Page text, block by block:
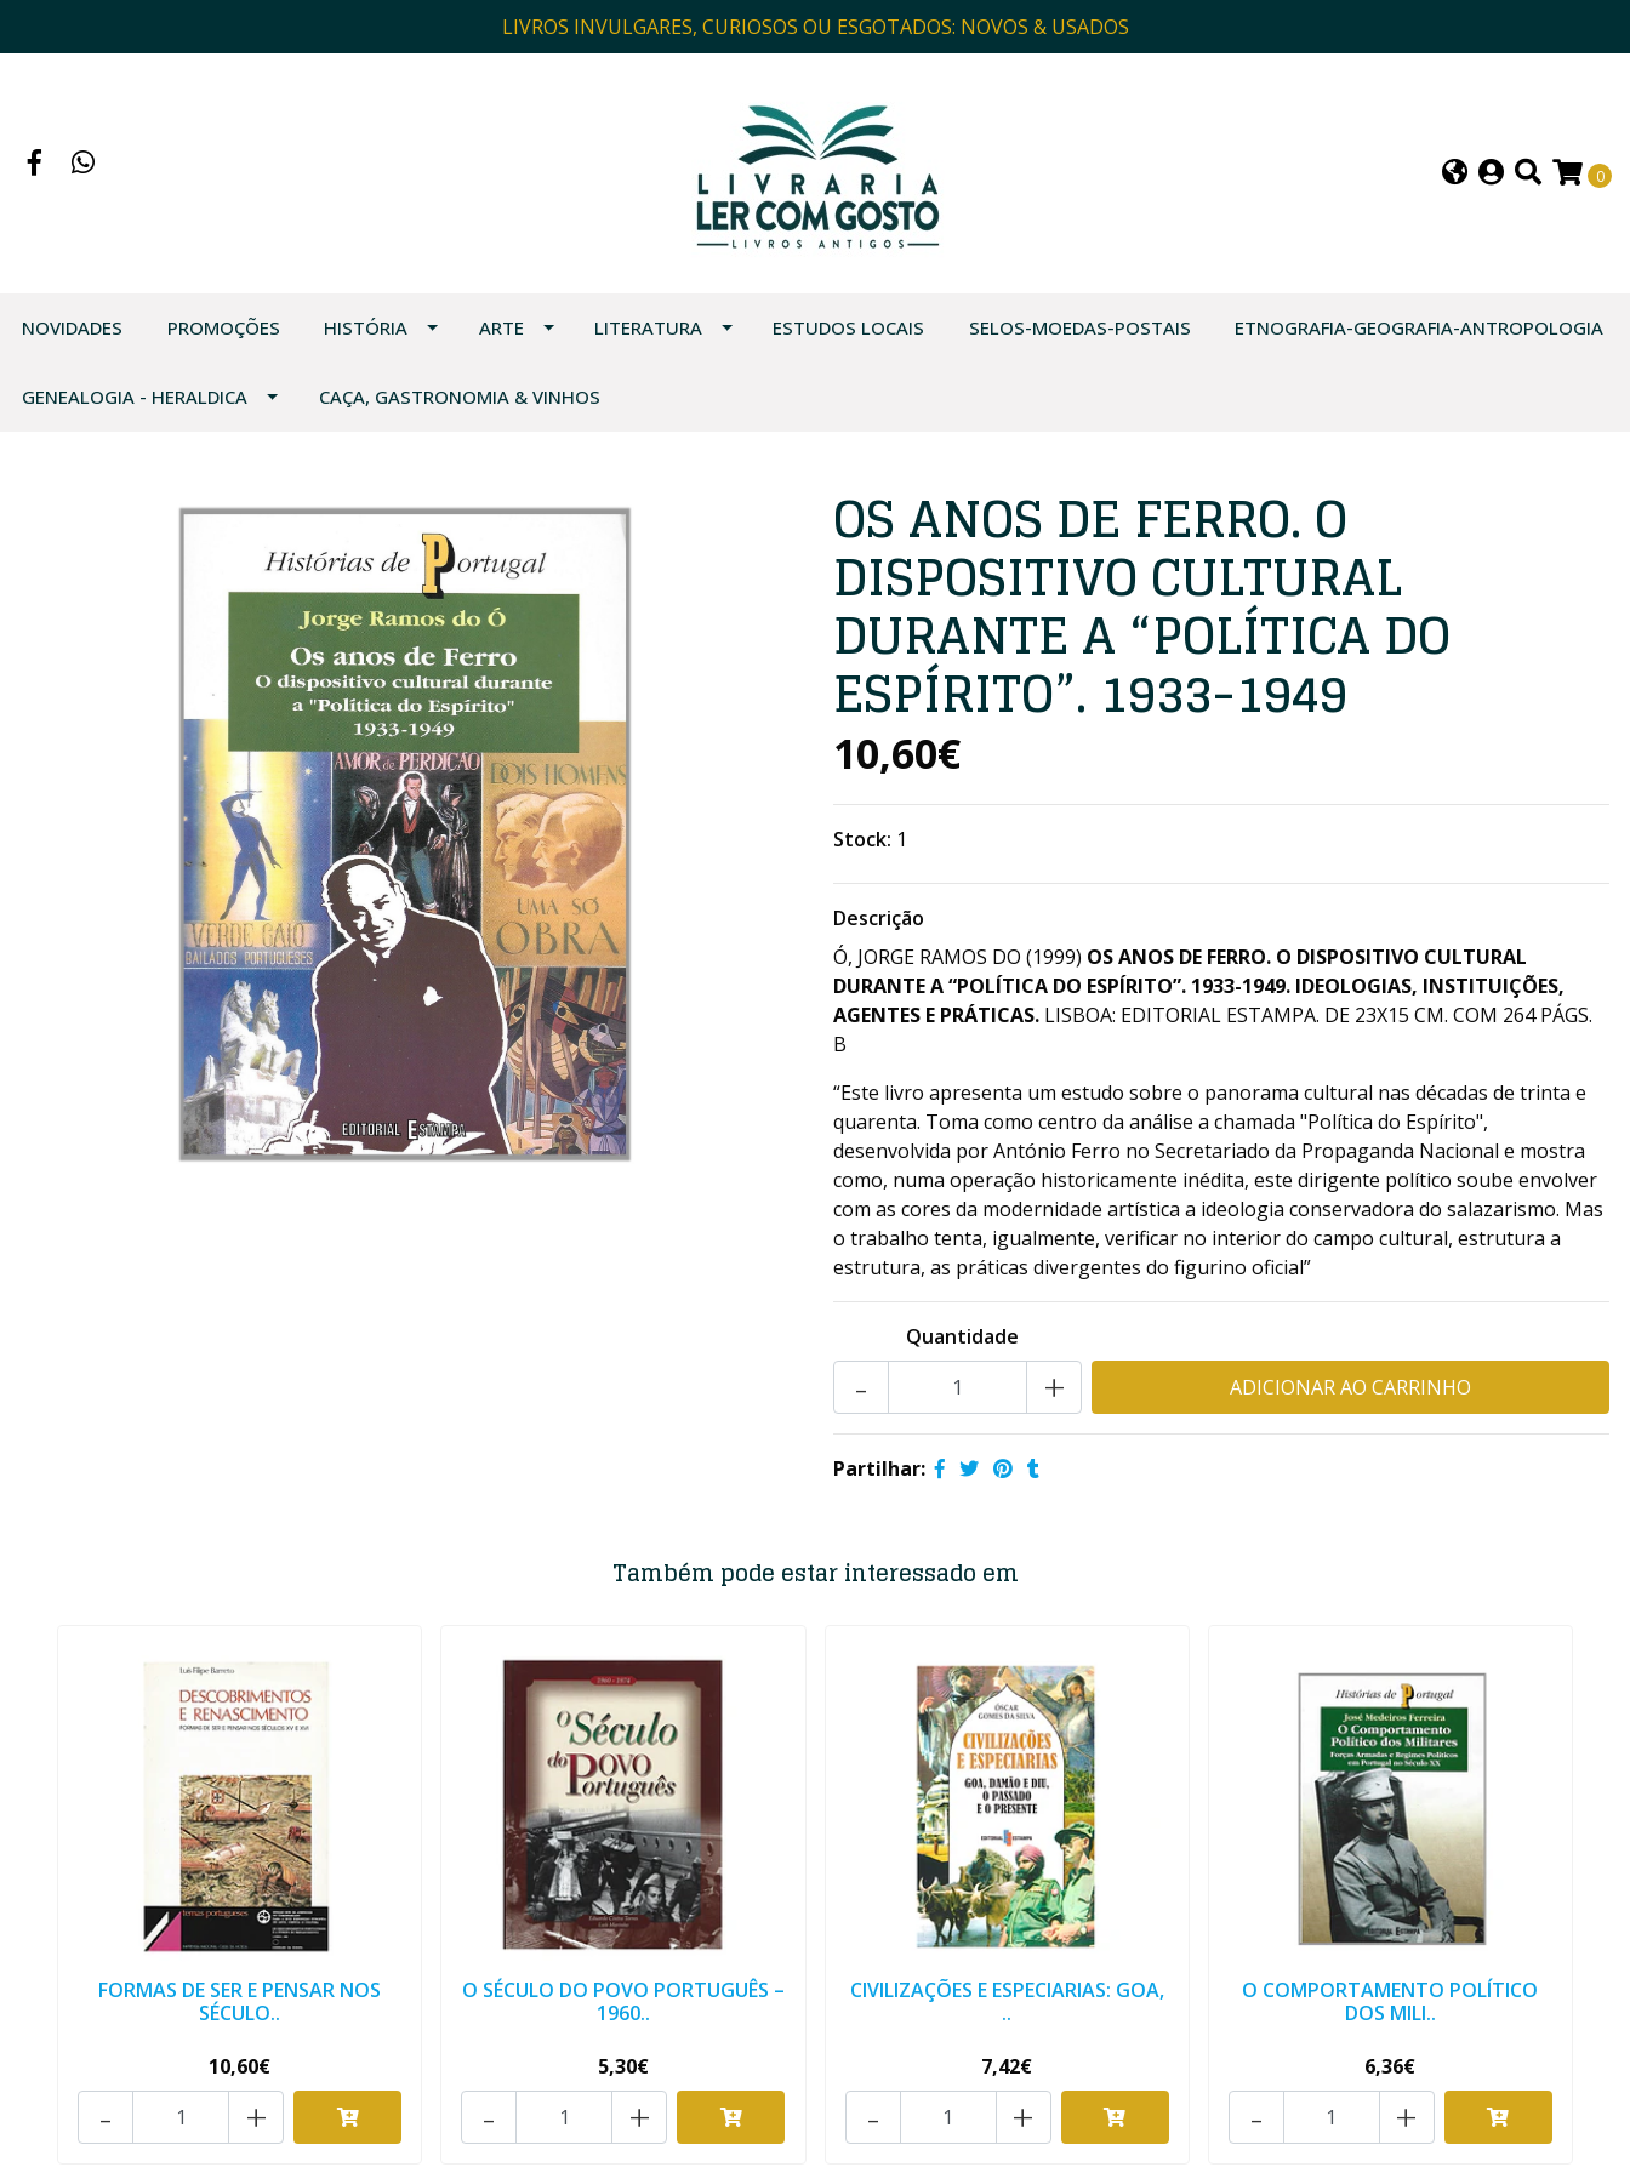
LIVROS INVULGARES, CURIOSOS OU ESGOTADOS: NOVOS & USADOS
0
NOVIDADES PROMOÇÕES HISTÓRIA ARTE LITERATURA ESTUDOS LOCAIS SELOS-MOEDAS-POSTAIS ETNOGRAFIA-GEOGRAFIA-ANTROPOLOGIA
GENEALOGIA - HERALDICA CAÇA, GASTRONOMIA & VINHOS
OS ANOS DE FERRO. O
DISPOSITIVO CULTURAL
DURANTE A “POLÍTICA DO
ESPÍRITO”. 1933-1949
10,60€
Stock: 1
Descrição
Ó, JORGE RAMOS DO (1999) OS ANOS DE FERRO. O DISPOSITIVO CULTURAL
DURANTE A “POLÍTICA DO ESPÍRITO”. 1933-1949. IDEOLOGIAS, INSTITUIÇÕES,
AGENTES E PRÁTICAS. LISBOA: EDITORIAL ESTAMPA. DE 23X15 CM. COM 264 PÁGS.
B
“Este livro apresenta um estudo sobre o panorama cultural nas décadas de trinta e
quarenta. Toma como centro da análise a chamada "Política do Espírito",
desenvolvida por António Ferro no Secretariado da Propaganda Nacional e mostra
como, numa operação historicamente inédita, este dirigente político soube envolver
com as cores da modernidade artística a ideologia conservadora do salazarismo. Mas
o trabalho tenta, igualmente, verificar no interior do campo cultural, estrutura a
estrutura, as práticas divergentes do figurino oficial”
Quantidade
+
-
Partilhar:
Também pode estar interessado em
FORMAS DE SER E PENSAR NOS
SÉCULO..
10,60€
+
-
O SÉCULO DO POVO PORTUGUÊS –
1960..
5,30€
+
-
CIVILIZAÇÕES E ESPECIARIAS: GOA,
..
7,42€
+
-
O COMPORTAMENTO POLÍTICO
DOS MILI..
6,36€
+
-